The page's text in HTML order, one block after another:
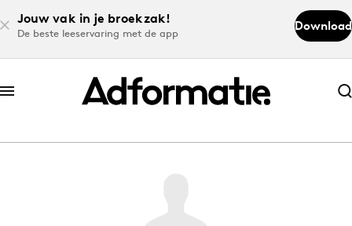
Jouw vak in je broekzak!
De beste leeservaring met de app
Download
Abonneer nu
Abonneer nu